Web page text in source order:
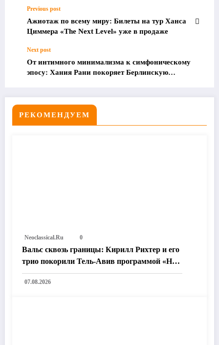
Previous post
Ажиотаж по всему миру: Билеты на тур Ханса
Циммера «The Next Level» уже в продаже
Next post
От интимного минимализма к симфоническому
эпосу: Хания Рани покоряет Берлинскую
РЕКОМЕНДУЕМ
Neoclassical.ru 0
Вальс сквозь границы: Кирилл Рихтер и его
трио покорили Тель-Авив программой «На
пути к возлюбленному городу»
07.08.2026